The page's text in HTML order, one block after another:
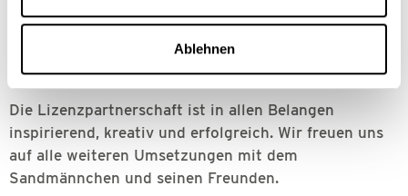
Ablehnen
handwerkliche, umweltfreundliche Herstellung, die
nachhaltige Verpackung aus Bambuspapier sowie die
CO2-neutrale Lieferung.
Die Lizenzpartnerschaft ist in allen Belangen
inspirierend, kreativ und erfolgreich. Wir freuen uns
auf alle weiteren Umsetzungen mit dem
Sandmännchen und seinen Freunden.